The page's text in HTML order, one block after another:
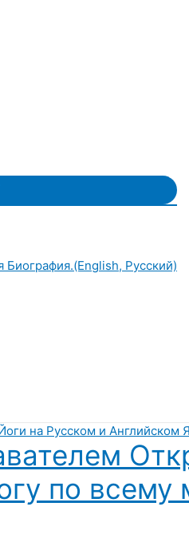
Биография.(English, Русский)
по